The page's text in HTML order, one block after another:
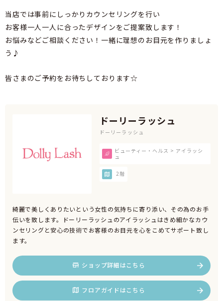
当店では事前にしっかりカウンセリングを行い
お客様一人一人に合ったデザインをご提案致します！
お悩みなどご相談ください！一緒に理想のお目元を作りましょ
う♪
皆さまのご予約をお待ちしております☆
ドーリーラッシュ
ドーリーラッシュ
ビューティー・ヘルス > アイラッシ
ュ
2階
綺麗で美しくありたいという女性の気持ちに寄り添い、その為のお手
伝いを致します。ドーリーラッシュのアイラッシュはきめ細かなカウ
ンセリングと安心の技術でお客様のお目元を心をこめてサポート致し
ます。
ショップ詳細はこちら
フロアガイドはこちら